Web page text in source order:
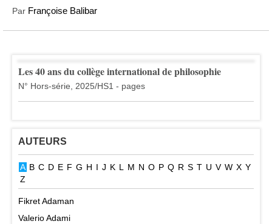
Par Françoise Balibar
Les 40 ans du collège international de philosophie
N° Hors-série, 2025/HS1 - pages
AUTEURS
A B C D E F G H I J K L M N O P Q R S T U V W X Y
Z
Fikret Adaman
Valerio Adami